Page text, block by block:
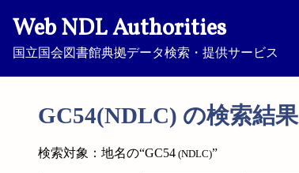
Web NDL Authorities
国立国会図書館典拠データ検索・提供サービス
GC54(NDLC) の検索結果
検索対象：地名の“GC54 (NDLC)”